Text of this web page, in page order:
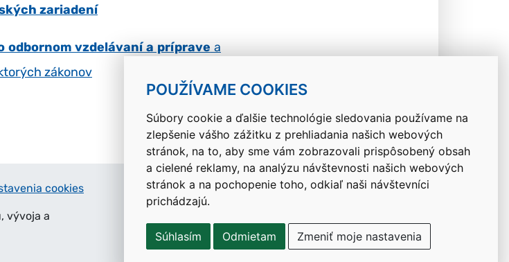
POUŽÍVAME COOKIES
Súbory cookie a ďalšie technológie sledovania používame na
zlepšenie vášho zážitku z prehliadania našich webových
stránok, na to, aby sme vám zobrazovali prispôsobený obsah
a cielené reklamy, na analýzu návštevnosti našich webových
stránok a na pochopenie toho, odkiaľ naši návštevníci
prichádzajú.
Súhlasím Odmietam Zmeniť moje nastavenia
zariadení
odbornom vzdelávaní a príprave a
zákonov
Návrat hore
cookies
vývoja a